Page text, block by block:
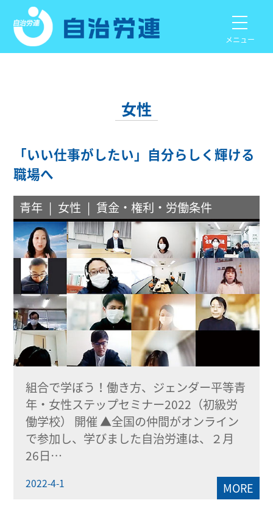
メニュー
女性
「いい仕事がしたい」自分らしく輝ける
職場へ
青年 女性 賃金・権利・労働条件
組合で学ぼう！働き方、ジェンダー平等青
年・女性ステップセミナー2022（初級労
働学校） 開催 ▲全国の仲間がオンライン
で参加し、学びました自治労連は、２月
26日…
2022-4-1 MORE